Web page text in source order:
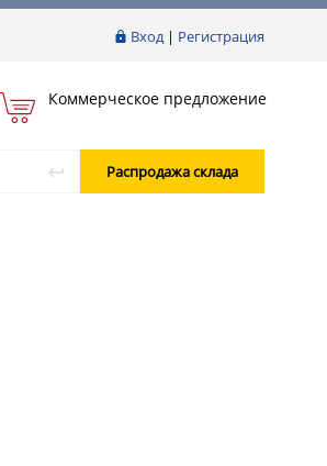
Вход| Регистрация
Коммерческое предложение
Распродажа склада